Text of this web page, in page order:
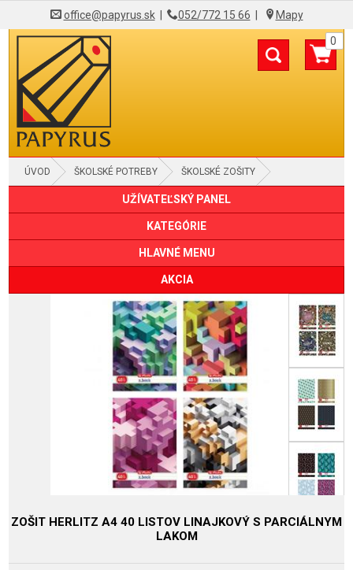
office@papyrus.sk| 052/772 15 66 Mapy
0
ÚVOD ŠKOLSKÉ POTREBY ŠKOLSKÉ ZOŠITY
UŽÍVATEĽSKÝ PANEL
KATEGÓRIE
HLAVNÉ MENU
AKCIA
ZOŠIT HERLITZ A4 40 LISTOV LINAJKOVÝ S PARCIÁLNYM
LAKOM